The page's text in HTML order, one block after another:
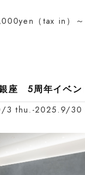
（tax in）～
座 5周年イベン
3 thu.-2025.9/30